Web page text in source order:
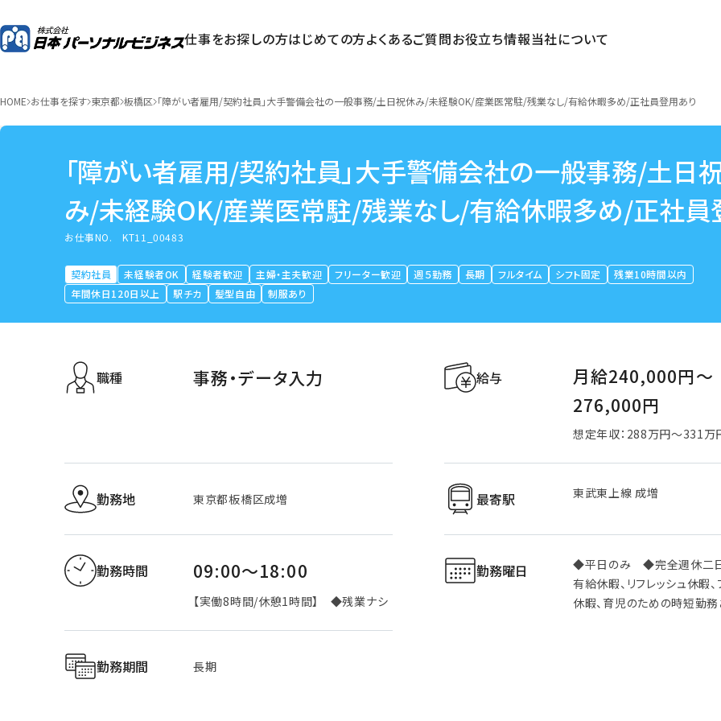
仕事をお探しの方はじめての方よくあるご質問お役立ち情報当社について
HOME お仕事を探す 東京都 板橋区 「障がい者雇用/契約社員」大手警備会社の一般事務/土日祝休み/未経験OK/産業医常駐/残業なし/有給休暇多め/正社員登用あり
「障がい者雇用/契約社員」大手警備会社の一般事務/土日
み/未経験OK/産業医常駐/残業なし/有給休暇多め/正社員
あり
お仕事NO.KT11_00483
契約社員 未経験者OK 経験者歓迎 主婦・主夫歓迎 フリーター歓迎 週５勤務 長期 フルタイム シフト固定
残業10時間以内
年間休日120日以上
駅チカ 髪型自由 制服あり
職種 事務・データ入力 給与
月給240,000円〜
276,000円
想定年収：288万円～331万
勤務地 東京都板橋区成増 最寄駅 東武東上線 成増
勤務時間 09:00～18:00
【実働8時間/休憩1時間】 ◆残業ナシ
勤務曜日
◆平日のみ ◆完全週休
有給休暇、リフレッシュ休暇、
休暇、育児のための時短勤
勤務期間 長期